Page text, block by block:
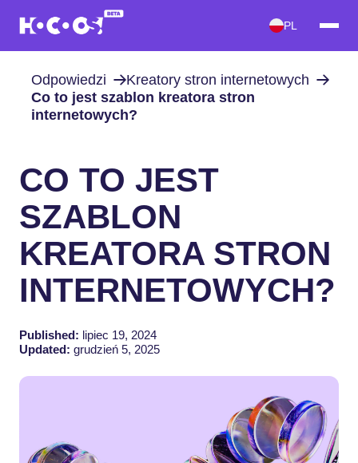
PL
Odpowiedzi
Kreatory stron internetowych
Co to jest szablon kreatora stron
internetowych?
CO TO JEST
SZABLON
KREATORA STRON
INTERNETOWYCH?
Published: lipiec 19, 2024
Updated: grudzień 5, 2025